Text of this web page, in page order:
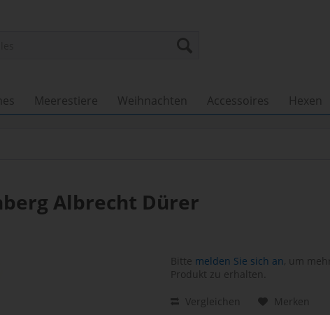
Meerestiere Weihnachten Accessoires Hexen
Albrecht Dürer
Bitte melden Sie sich an, um
Produkt zu erhalten.
Vergleichen Merken